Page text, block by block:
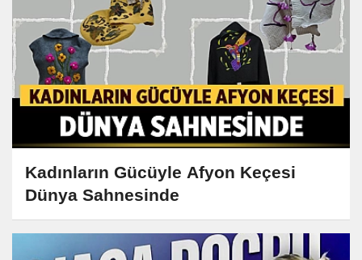
Kadınların Gücüyle Afyon Keçesi
Dünya Sahnesinde